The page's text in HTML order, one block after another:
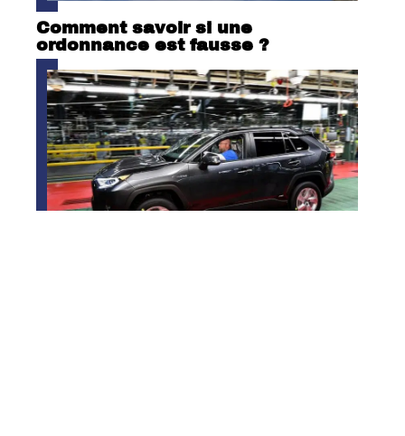
Comment savoir si une
ordonnance est fausse ?